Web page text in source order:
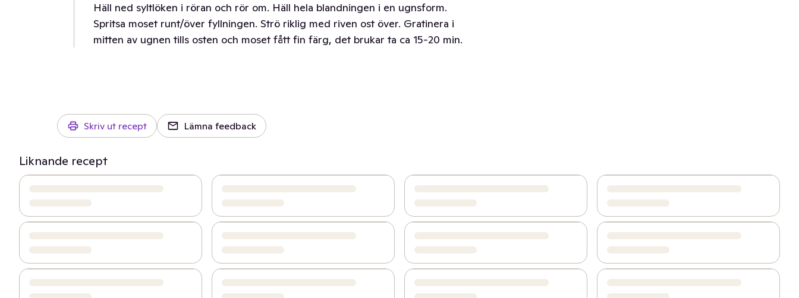
Häll ned syltlöken i röran och rör om. Häll hela blandningen i en ugnsform.
Spritsa moset runt/över fyllningen. Strö riklig med riven ost över. Gratinera i
mitten av ugnen tills osten och moset fått fin färg, det brukar ta ca 15-20 min.
Skriv ut recept Lämna feedback
Liknande recept